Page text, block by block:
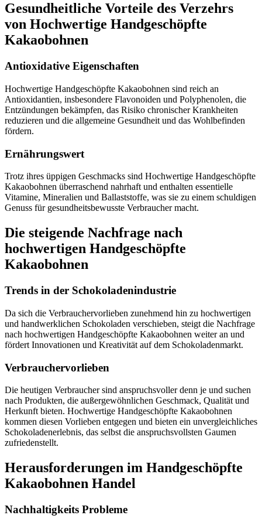
Gesundheitliche Vorteile des Verzehrs
von Hochwertige Handgeschöpfte
Kakaobohnen
Antioxidative Eigenschaften
Hochwertige Handgeschöpfte Kakaobohnen sind reich an
Antioxidantien, insbesondere Flavonoiden und Polyphenolen, die
Entzündungen bekämpfen, das Risiko chronischer Krankheiten
reduzieren und die allgemeine Gesundheit und das Wohlbefinden
fördern.
Ernährungswert
Trotz ihres üppigen Geschmacks sind Hochwertige Handgeschöpfte
Kakaobohnen überraschend nahrhaft und enthalten essentielle
Vitamine, Mineralien und Ballaststoffe, was sie zu einem schuldigen
Genuss für gesundheitsbewusste Verbraucher macht.
Die steigende Nachfrage nach
hochwertigen Handgeschöpfte
Kakaobohnen
Trends in der Schokoladenindustrie
Da sich die Verbrauchervorlieben zunehmend hin zu hochwertigen
und handwerklichen Schokoladen verschieben, steigt die Nachfrage
nach hochwertigen Handgeschöpfte Kakaobohnen weiter an und
fördert Innovationen und Kreativität auf dem Schokoladenmarkt.
Verbrauchervorlieben
Die heutigen Verbraucher sind anspruchsvoller denn je und suchen
nach Produkten, die außergewöhnlichen Geschmack, Qualität und
Herkunft bieten. Hochwertige Handgeschöpfte Kakaobohnen
kommen diesen Vorlieben entgegen und bieten ein unvergleichliches
Schokoladenerlebnis, das selbst die anspruchsvollsten Gaumen
zufriedenstellt.
Herausforderungen im Handgeschöpfte
Kakaobohnen Handel
Nachhaltigkeits Probleme